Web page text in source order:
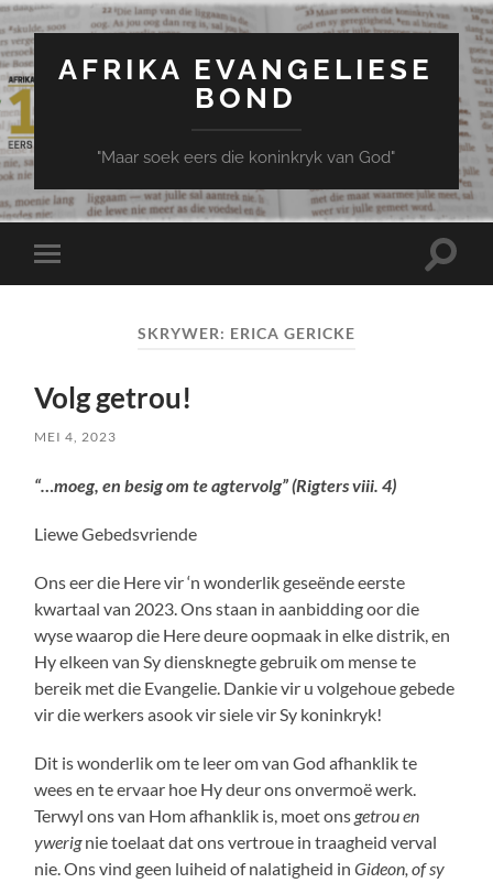
AFRIKA EVANGELIESE
BOND
"Maar soek eers die koninkryk van God"
Toggle
mobile
Toggle
SKRYWER: ERICA GERICKE
Volg getrou!
MEI 4, 2023
“…moeg, en besig om te agtervolg” (Rigters viii. 4)
Liewe Gebedsvriende
Ons eer die Here vir ‘n wonderlik geseënde eerste
kwartaal van 2023. Ons staan in aanbidding oor die
wyse waarop die Here deure oopmaak in elke distrik, en
Hy elkeen van Sy diensknegte gebruik om mense te
bereik met die Evangelie. Dankie vir u volgehoue gebede
vir die werkers asook vir siele vir Sy koninkryk!
Dit is wonderlik om te leer om van God afhanklik te
wees en te ervaar hoe Hy deur ons onvermoë werk.
Terwyl ons van Hom afhanklik is, moet ons getrou en
ywerignie toelaat dat ons vertroue in traagheid verval
nie. Ons vind geen luiheid of nalatigheid inGideon, of sy